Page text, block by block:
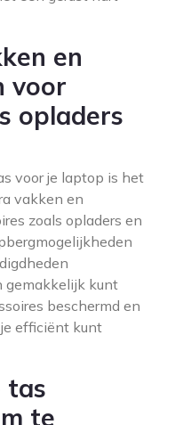
en
voor
opladers
voor je laptop is het
vakken en
zoals opladers en
gemakkelijk kunt
beschermd en
efficiënt kunt
tas
te